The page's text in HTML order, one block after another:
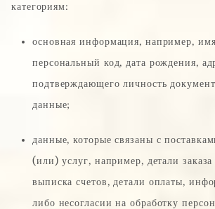
категориям:
основная информация, например,
персональный код, дата рождения,
подтверждающего личность
данные;
данные, которые связаны с
(или) услуг, например, детали
выписка счетов, детали оплаты,
либо несогласии на обработку